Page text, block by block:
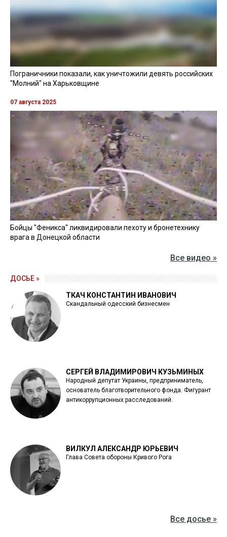
Пограничники показали, как уничтожили девять российских
"Молний" на Харьковщине
07 августа 2025
Бойцы "Феникса" ликвидировали пехоту и бронетехнику
врага в Донецкой области
Все видео »
ДОСЬЕ »
ТКАЧ КОНСТАНТИН ИВАНОВИЧ
Скандальный одесский бизнесмен
СЕРГЕЙ ВЛАДИМИРОВИЧ КУЗЬМИНЫХ
Народный депутат Украины, предприниматель,
основатель благотворительного фонда. Фигурант
антикоррупционных расследований.
ВИЛКУЛ АЛЕКСАНДР ЮРЬЕВИЧ
Глава Совета обороны Кривого Рога
Все досье »